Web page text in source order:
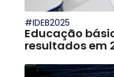
#IDEB2025
Educação
resultados em